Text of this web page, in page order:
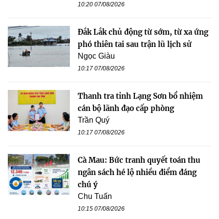
10:20 07/08/2026
Đắk Lắk chủ động từ sớm, từ xa ứng
phó thiên tai sau trận lũ lịch sử
Ngọc Giàu
10:17 07/08/2026
Thanh tra tỉnh Lạng Sơn bổ nhiệm
cán bộ lãnh đạo cấp phòng
Trần Quý
10:17 07/08/2026
Cà Mau: Bức tranh quyết toán thu
ngân sách hé lộ nhiều điểm đáng
chú ý
Chu Tuấn
10:15 07/08/2026